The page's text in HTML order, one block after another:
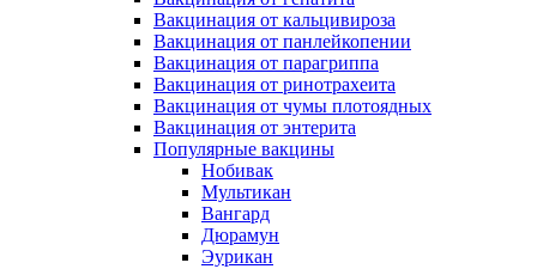
Вакцинация от кальцивироза
Вакцинация от панлейкопении
Вакцинация от парагриппа
Вакцинация от ринотрахеита
Вакцинация от чумы плотоядных
Вакцинация от энтерита
Популярные вакцины
Нобивак
Мультикан
Вангард
Дюрамун
Эурикан